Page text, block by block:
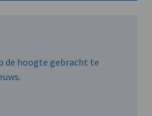
de hoogte gebracht te